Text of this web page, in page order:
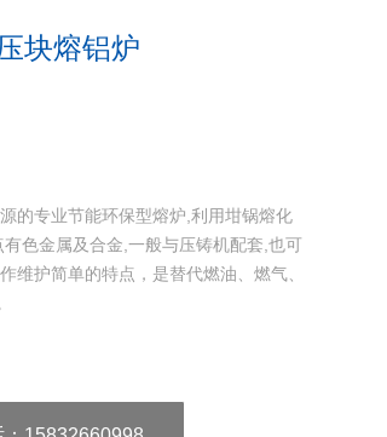
块熔铝炉
的专业节能环保型熔炉,利用坩锅熔化
色金属及合金,一般与压铸机配套,也可
维护简单的特点，是替代燃油、燃气、